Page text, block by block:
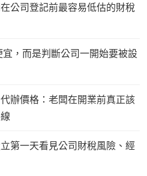
公司登記前最容易低估的財稅
，而是判斷公司一開始要被設
辦價格：老闆在開業前真正該
第一天看見公司財稅風險、經